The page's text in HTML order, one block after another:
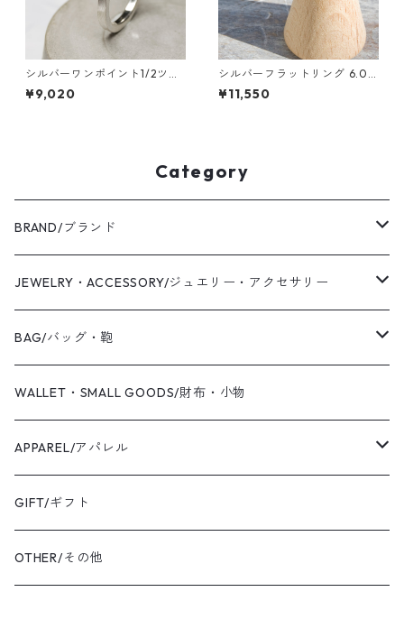
シルバーワンポイント1/2ツイ
ストリング 1.8mm幅 つや消し
3号～27号｜WKS ONEPOINT
¥9,020
シルバーフラットリング 6.0m
m幅 鎚目 燻し 3号～27号｜W
KS FLAT RING 6.0 sv hamme
¥11,550
Category
BRAND/ブランド
WAS KNOT WAS
2019 S/S
Coaling Cards Publisher
JEWELRY・ACCESSORY/ジュエリー・アクセサリー
RING/リング・指輪
PIERCED EARRINGS/ピアス
EAR CUFF/イヤーカフ
BANGLE・BRACELET/バングル・ブレスレット
K18YG/K18イエローゴールド
BAG/バッグ・鞄
CANVAS/帆布
LEATHER/皮革
トートバッグ
ショルダーバッグ
WALLET・SMALL GOODS/財布・小物
APPAREL/アパレル
TOPS/トップス
SHIRT・BLOUSE/シャツ・ブラウス
OUTER/アウター
GIFT/ギフト
OTHER/その他